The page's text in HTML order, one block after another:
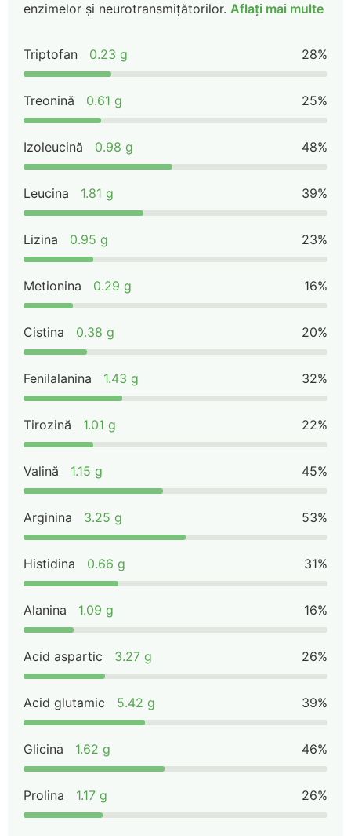
enzimelor și neurotransmițătorilor. Aflați mai multe
Triptofan 0.23 g 28%
Treonină 0.61 g 25%
Izoleucină 0.98 g 48%
Leucina 1.81 g 39%
Lizina 0.95 g 23%
Metionina 0.29 g 16%
Cistina 0.38 g 20%
Fenilalanina 1.43 g 32%
Tirozină 1.01 g 22%
Valină 1.15 g 45%
Arginina 3.25 g 53%
Histidina 0.66 g 31%
Alanina 1.09 g 16%
Acid aspartic 3.27 g 26%
Acid glutamic 5.42 g 39%
Glicina 1.62 g 46%
Prolina 1.17 g 26%